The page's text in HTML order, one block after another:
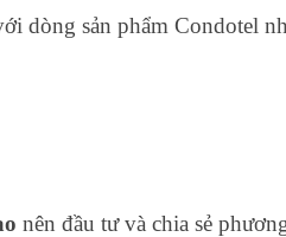
dòng sản phẩm Condotel
nên đầu tư và chia sẻ